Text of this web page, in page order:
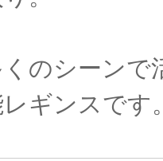
くのシーンで
ギンスです